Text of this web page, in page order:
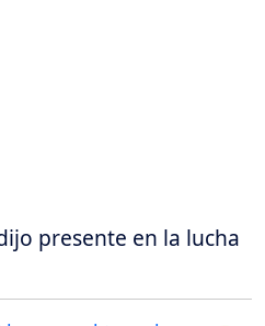
presente en la lucha